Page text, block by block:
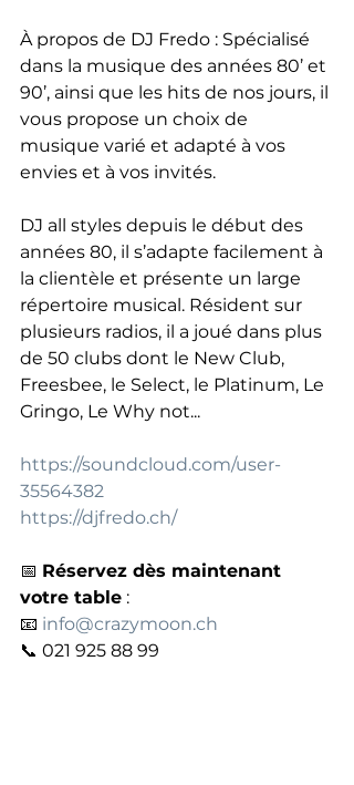
À propos de DJ Fredo : Spécialisé
dans la musique des années 80’ et
90’, ainsi que les hits de nos jours, il
vous propose un choix de
musique varié et adapté à vos
envies et à vos invités.
DJ all styles depuis le début des
années 80, il s’adapte facilement à
la clientèle et présente un large
répertoire musical. Résident sur
plusieurs radios, il a joué dans plus
de 50 clubs dont le New Club,
Freesbee, le Select, le Platinum, Le
Gringo, Le Why not...
https://soundcloud.com/user-
35564382
https://djfredo.ch/
📅 Réservez dès maintenant
votre table :
📧 info@crazymoon.ch
📞 021 925 88 99